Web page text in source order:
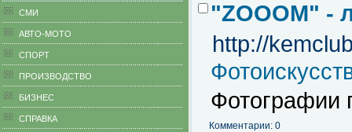
СМИ
АВТО-МОТО
СПОРТ
ПРОИЗВОДСТВО
БИЗНЕС
CПРАВКА
"ZOOOM" -
http://
Фотографии
Комментарии: 0